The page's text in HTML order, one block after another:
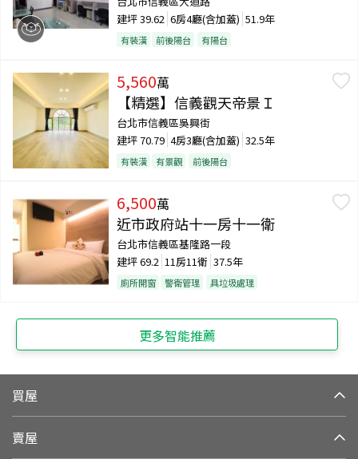
建坪39.62 6房4廳(含加蓋) 51.9年
有裝潢 前後陽台 有陽台
5,560萬
【精選】信義觀天帝景Ｉ
台北市信義區吳興街
建坪70.79 4房3廳(含加蓋) 32.5年
有裝潢 有景觀 前後陽台
6,500萬
近市政府站十一房十一衛
台北市信義區基隆路一段
建坪69.2 11房11衛 37.5年
廁所開窗 警衛管理 具垃圾處理
更多智能推薦
買屋
賣屋